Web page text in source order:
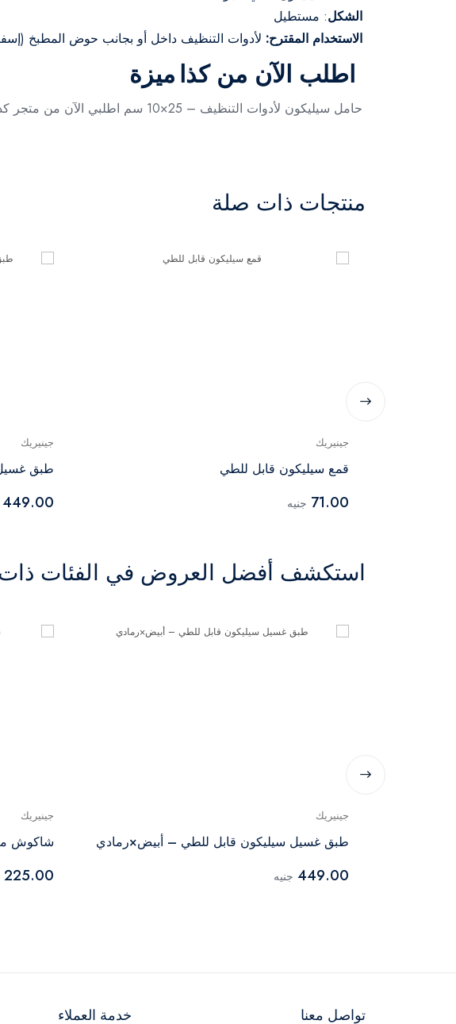
الشكل: مستطيل
الاستخدام المقترح: لأدوات التنظيف داخل أو بجانب حوض المطبخ
اطلب الآن من كذا ميزة
حامل سيليكون لأدوات التنظيف – 25×10 سم اطلبي الآن من متجر كذا ميزة.
منتجات ذات صلة
جينيريك
قمع سيليكون قابل للطي
71.00 جنيه
جينيريك
طبق
449.00
استكشف أفضل العروض في الفئات ذات
جينيريك
طبق غسيل سيليكون قابل للطي – أبيض×رمادي
449.00 جنيه
جينيريك
شاكوش
225.00
تواصل معنا خدمة العملاء